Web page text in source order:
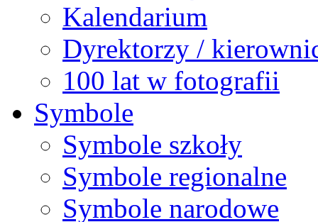
Kalendarium
Dyrektorzy /
100 lat w fotografii
Symbole
Symbole szkoły
Symbole regionalne
Symbole narodowe